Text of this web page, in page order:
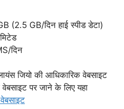
(2.5 GB/दिन हाई स्पीड डेटा)
दिन
जियो की आधिकारिक वेबसाइट
पर जाने के लिए यहा